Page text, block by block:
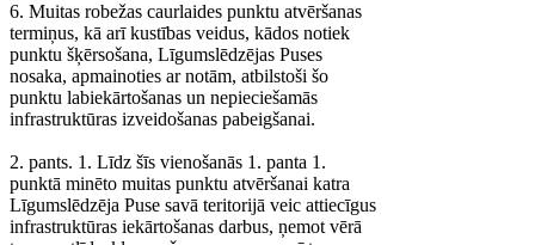
6. Muitas robežas caurlaides punktu atvēršanas
termiņus, kā arī kustības veidus, kādos notiek
punktu šķērsošana, Līgumslēdzējas Puses
nosaka, apmainoties ar notām, atbilstoši šo
punktu labiekārtošanas un nepieciešamās
infrastruktūras izveidošanas pabeigšanai.
2. pants. 1. Līdz šīs vienošanās 1. panta 1.
punktā minēto muitas punktu atvēršanai katra
Līgumslēdzēja Puse savā teritorijā veic attiecīgus
infrastruktūras iekārtošanas darbus, ņemot vērā